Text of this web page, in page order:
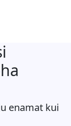
enamat kui